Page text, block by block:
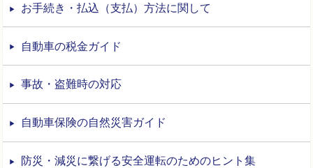
お手続き・払込（支払）方法に関して
自動車の税金ガイド
事故・盗難時の対応
自動車保険の自然災害ガイド
防災・減災に繋げる安全運転のためのヒント集